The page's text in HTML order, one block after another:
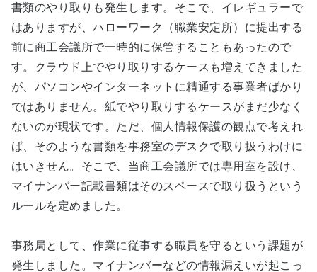
書類のやり取りも発生します。そこで、イレギュラーで
はありますが、ハローワーク（職業安定所）に提出する
前に商工会議所で一時的に保管することもあったので
す。クラウド上でやり取りするケースも増えてきました
が、パソコンやインターネットに精通する事業者ばかり
ではありません。紙でやり取りするケースがまだ少なく
ないのが現状です。ただ、個人情報保護の観点で考えれ
ば、そのような書類を事務室のデスクで取り扱うわけに
はいきせん。そこで、当商工会議所では専用室を設け、
マイナンバー記載書類はそのスペースで取り扱うという
ルールを定めました。
事務局として、作業に従事する職員を守るという課題が
発生しました。マイナンバーなどの情報漏えいが起こっ